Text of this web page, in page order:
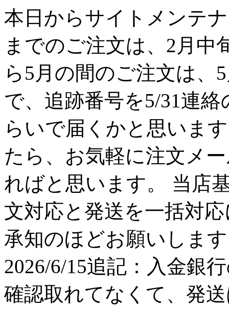
本日からサイトメンテ
までのご注文は、2月中
ら5月の間のご注文は、
で、追跡番号を5/31連
らいで届くかと思いま
たら、お気軽に注文メ
ればと思います。 当店
文対応と発送を一括対
承知のほどお願いしま
2026/6/15追記：入金銀
確認取れてなくて、発